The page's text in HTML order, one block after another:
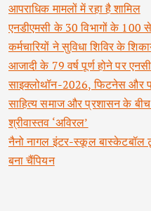
आपराधिक मामलों में रहा है शामिल
एनडीएमसी के 30 विभागों के 100
कर्मचारियों ने सुविधा शिविर के
आजादी के 79 वर्ष पूर्ण होने पर
साइक्लोथॉन-2026, फिटनेस और
साहित्य समाज और प्रशासन के
श्रीवास्तव ‘अविरल’
नैनो नागल इंटर-स्कूल बास्केटबॉल
बना चैंपियन